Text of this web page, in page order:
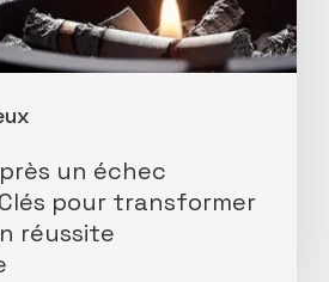
un échec
pour transformer
réussite